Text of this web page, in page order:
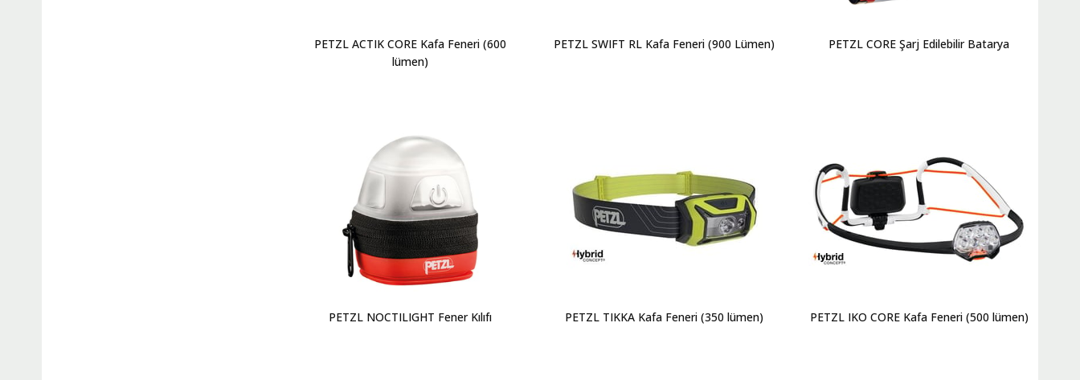
PETZL ACTIK CORE Kafa Feneri (600
lümen)
PETZL SWIFT RL Kafa Feneri (900 Lümen) PETZL CORE Şarj Edilebilir Batarya
PETZL NOCTILIGHT Fener Kılıfı PETZL TIKKA Kafa Feneri (350 lümen) PETZL IKO CORE Kafa Feneri (500 lümen)